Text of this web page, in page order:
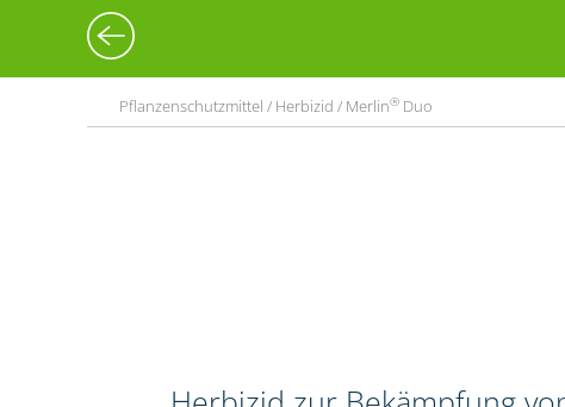
Pflanzenschutzmittel / Herbizid / Merlin® Duo